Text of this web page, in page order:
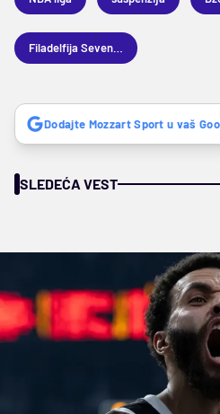
Dodajte Mozzart Sport u vaš
SLEDEĆA VEST